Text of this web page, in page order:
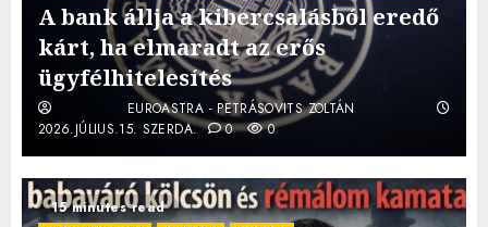
A bank állja a kibercsalásból eredő
kárt, ha elmaradt az erős
ügyfélhitelesítés
EUROASTRA - PETRÁSOVITS ZOLTÁN
2026.JÚLIUS.15. SZERDA.
0 0
15 minutes read